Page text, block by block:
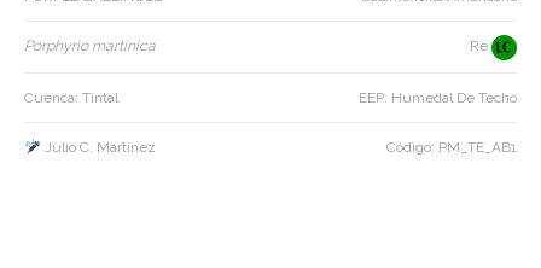
Porphyrio martinica Re
Cuenca: Tintal EEP: Humedal De Techo
Julio C. Martínez Código: PM_TE_AB1